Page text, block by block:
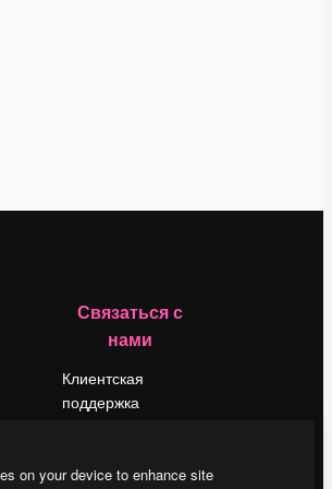
Связаться с
нами
Клиентская
поддержка
LinkedIn
on your device to enhance site